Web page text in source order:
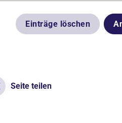
Einträge löschen
Seite teilen